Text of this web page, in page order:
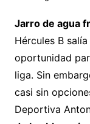
Jarro de agua
Hércules B
oportunidad
liga. Sin
casi sin
Deportiva